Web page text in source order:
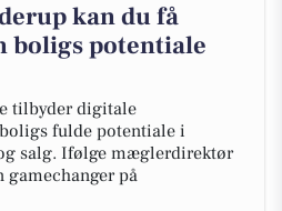
kan du få
boligs potentiale
tilbyder digitale
fulde potentiale i
salg. Ifølge mæglerdirektør
gamechanger på